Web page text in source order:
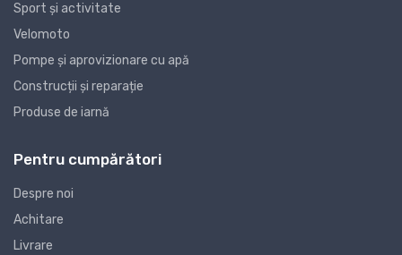
Sport și activitate
Velomoto
Pompe și aprovizionare cu apă
Construcții și reparație
Produse de iarnă
Pentru cumpărători
Despre noi
Achitare
Livrare